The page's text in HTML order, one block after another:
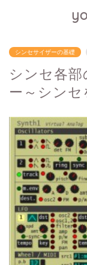
シンセサイザーの基礎
シンセ各
ー～シンセ